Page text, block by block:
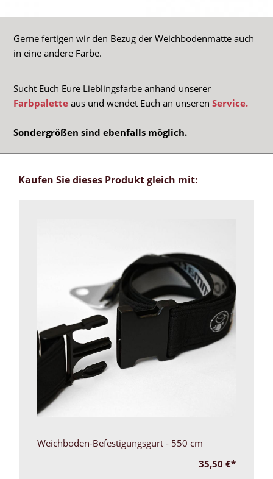
Gerne fertigen wir den Bezug der Weichbodenmatte auch
in eine andere Farbe.
Sucht Euch Eure Lieblingsfarbe anhand unserer
Farbpalette aus und wendet Euch an unserenService.
Sondergrößen sind ebenfalls möglich.
Kaufen Sie dieses Produkt gleich mit:
Weichboden-Befestigungsgurt - 550 cm
35,50 €*